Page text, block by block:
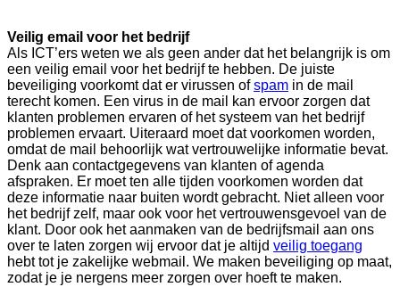
Veilig email voor het bedrijf
Als ICT’ers weten we als geen ander dat het belangrijk is om
een veilig email voor het bedrijf te hebben. De juiste
beveiliging voorkomt dat er virussen ofspam in de mail
terecht komen. Een virus in de mail kan ervoor zorgen dat
klanten problemen ervaren of het systeem van het bedrijf
problemen ervaart. Uiteraard moet dat voorkomen worden,
omdat de mail behoorlijk wat vertrouwelijke informatie bevat.
Denk aan contactgegevens van klanten of agenda
afspraken. Er moet ten alle tijden voorkomen worden dat
deze informatie naar buiten wordt gebracht. Niet alleen voor
het bedrijf zelf, maar ook voor het vertrouwensgevoel van de
klant. Door ook het aanmaken van de bedrijfsmail aan ons
over te laten zorgen wij ervoor dat je altijd veilig toegang
hebt tot je zakelijke webmail. We maken beveiliging op maat,
zodat je je nergens meer zorgen over hoeft te maken.